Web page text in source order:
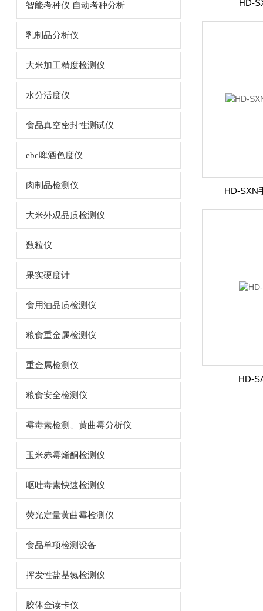
智能考种仪 自动考种分析
乳制品分析仪
大米加工精度检测仪
水分活度仪
食品真空密封性测试仪
ebc啤酒色度仪
肉制品检测仪
大米外观品质检测仪
数粒仪
果实硬度计
食用油品质检测仪
粮食重金属检测仪
重金属检测仪
粮食安全检测仪
霉毒素检测、黄曲霉分析仪
玉米赤霉烯酮检测仪
呕吐毒素快速检测仪
荧光定量黄曲霉检测仪
食品单项检测设备
挥发性盐基氮检测仪
胶体金读卡仪
HD-
HD-SXN
HD-